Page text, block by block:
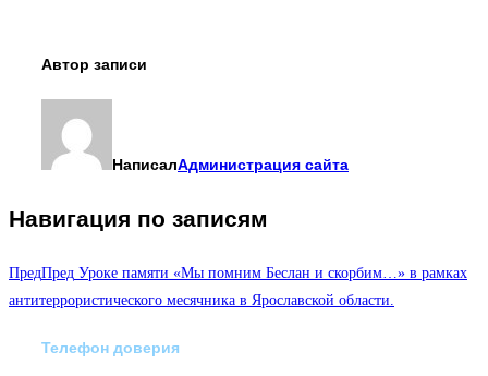
Автор записи
НаписалАдминистрация сайта
Навигация по записям
ПредПред Уроке памяти «Мы помним Беслан и скорбим…» в рамках
антитеррористического месячника в Ярославской области.
Телефон доверия